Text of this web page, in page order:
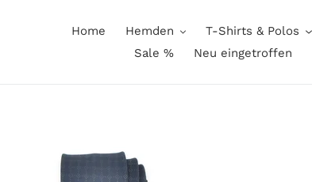
Home Hemden T-Shirts & Polos
Sale %
Neu eingetroffen